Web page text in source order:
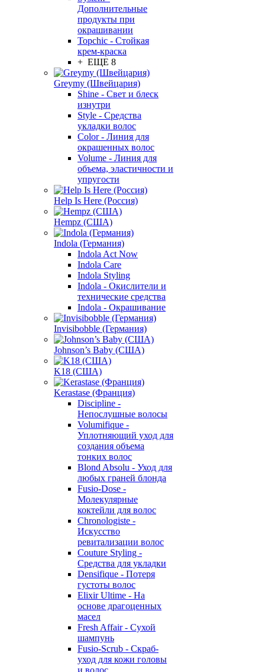
Дополнительные
продукты при
окрашивании
Topchic - Стойкая
крем-краска
+ ЕЩЕ 8
Greymy (Швейцария)
Shine - Свет и блеск
изнутри
Style - Средства
укладки волос
Color - Линия для
окрашенных волос
Volume - Линия для
объема, эластичности и
упругости
Help Is Here (Россия)
Hempz (США)
Indola (Германия)
Indola Act Now
Indola Care
Indola Styling
Indola - Окислители и
технические средства
Indola - Окрашивание
Invisibobble (Германия)
Johnson’s Baby (США)
K18 (США)
Kerastase (Франция)
Discipline -
Непослушные волосы
Volumifique -
Уплотняющий уход для
создания объема
тонких волос
Blond Absolu - Уход для
любых граней блонда
Fusio-Dose -
Молекулярные
коктейли для волос
Chronologiste -
Искусство
ревитализации волос
Couture Styling -
Средства для укладки
Densifique - Потеря
густоты волос
Elixir Ultime - На
основе драгоценных
масел
Fresh Affair - Сухой
шампунь
Fusio-Scrub - Скраб-
уход для кожи головы
и волос